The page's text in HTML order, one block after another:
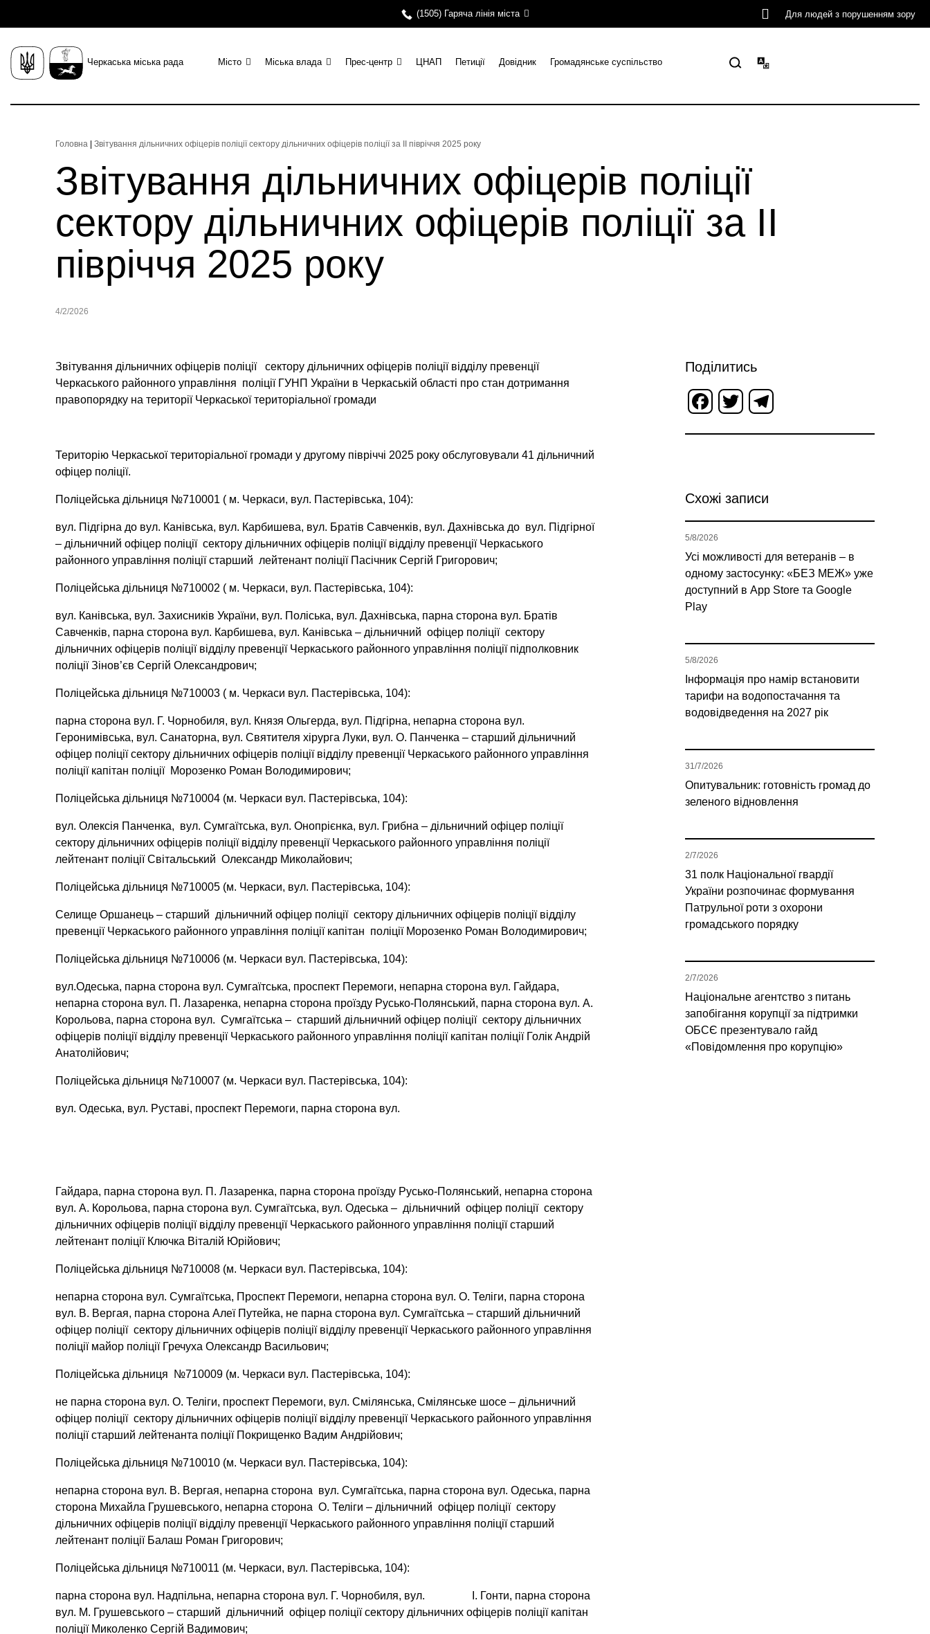
(1505) Гаряча лінія міста Для людей з порушенням зору
Черкаська міська рада Місто Міська влада Прес-центр ЦНАП Петиції Довідник Громадянське суспільство
Головна Звітування дільничних офіцерів поліції сектору дільничних офіцерів поліції за ІІ півріччя 2025 року
Звітування дільничних офіцерів поліції
сектору дільничних офіцерів поліції за ІІ
півріччя 2025 року
4/2/2026
Звітування дільничних офіцерів поліції
сектору дільничних офіцерів поліції відділу превенції
Черкаського районного управління поліції ГУНП України в Черкаській області про стан дотримання
правопорядку на території Черкаської територіальної громади
Територію Черкаської територіальної громади у другому півріччі 2025 року обслуговували 41 дільничний
офіцер поліції.
Поліцейська дільниця №710001 ( м. Черкаси, вул. Пастерівська, 104):
вул. Підгірна до вул. Канівська, вул. Карбишева, вул. Братів Савченків, вул. Дахнівська до вул. Підгірної
– дільничний офіцер поліції сектору дільничних офіцерів поліції відділу превенції Черкаського
районного управління поліції старший лейтенант поліції Пасічник Сергій Григорович;
Поліцейська дільниця №710002 ( м. Черкаси, вул. Пастерівська, 104):
вул. Канівська, вул. Захисників України, вул. Поліська, вул. Дахнівська, парна сторона вул. Братів
Савченків, парна сторона вул. Карбишева, вул. Канівська – дільничний офіцер поліції сектору
дільничних офіцерів поліції відділу превенції Черкаського районного управління поліції підполковник
поліції Зінов’єв Сергій Олександрович;
Поліцейська дільниця №710003 ( м. Черкаси вул. Пастерівська, 104):
парна сторона вул. Г. Чорнобиля, вул. Князя Ольгерда, вул. Підгірна, непарна сторона вул.
Геронимівська, вул. Санаторна, вул. Святителя хірурга Луки, вул. О. Панченка – старший дільничний
офіцер поліції сектору дільничних офіцерів поліції відділу превенції Черкаського районного управління
поліції капітан поліції Морозенко Роман Володимирович;
Поліцейська дільниця №710004 (м. Черкаси вул. Пастерівська, 104):
вул. Олексія Панченка, вул. Сумгаїтська, вул. Онопрієнка, вул. Грибна – дільничний офіцер поліції
сектору дільничних офіцерів поліції відділу превенції Черкаського районного управління поліції
лейтенант поліції Світальський Олександр Миколайович;
Поліцейська дільниця №710005 (м. Черкаси, вул. Пастерівська, 104):
Селище Оршанець – старший дільничний офіцер поліції сектору дільничних офіцерів поліції відділу
превенції Черкаського районного управління поліції капітан поліції Морозенко Роман Володимирович;
Поліцейська дільниця №710006 (м. Черкаси вул. Пастерівська, 104):
вул.Одеська, парна сторона вул. Сумгаїтська, проспект Перемоги, непарна сторона вул. Гайдара,
непарна сторона вул. П. Лазаренка, непарна сторона проїзду Русько-Полянський, парна сторона вул. А.
Корольова, парна сторона вул. Сумгаїтська – старший дільничний офіцер поліції сектору дільничних
офіцерів поліції відділу превенції Черкаського районного управління поліції капітан поліції Голік Андрій
Анатолійович;
Поліцейська дільниця №710007 (м. Черкаси вул. Пастерівська, 104):
вул. Одеська, вул. Руставі, проспект Перемоги, парна сторона вул.
Гайдара, парна сторона вул. П. Лазаренка, парна сторона проїзду Русько-Полянський, непарна сторона
вул. А. Корольова, парна сторона вул. Сумгаїтська, вул. Одеська – дільничний офіцер поліції сектору
дільничних офіцерів поліції відділу превенції Черкаського районного управління поліції старший
лейтенант поліції Ключка Віталій Юрійович;
Поліцейська дільниця №710008 (м. Черкаси вул. Пастерівська, 104):
непарна сторона вул. Сумгаїтська, Проспект Перемоги, непарна сторона вул. О. Теліги, парна сторона
вул. В. Вергая, парна сторона Алеї Путейка, не парна сторона вул. Сумгаїтська – старший дільничний
офіцер поліції сектору дільничних офіцерів поліції відділу превенції Черкаського районного управління
поліції майор поліції Гречуха Олександр Васильович;
Поліцейська дільниця №710009 (м. Черкаси вул. Пастерівська, 104):
не парна сторона вул. О. Теліги, проспект Перемоги, вул. Смілянська, Смілянське шосе – дільничний
офіцер поліції сектору дільничних офіцерів поліції відділу превенції Черкаського районного управління
поліції старший лейтенанта поліції Покрищенко Вадим Андрійович;
Поліцейська дільниця №710010 (м. Черкаси вул. Пастерівська, 104):
непарна сторона вул. В. Вергая, непарна сторона вул. Сумгаїтська, парна сторона вул. Одеська, парна
сторона Михайла Грушевського, непарна сторона О. Теліги – дільничний офіцер поліції сектору
дільничних офіцерів поліції відділу превенції Черкаського районного управління поліції старший
лейтенант поліції Балаш Роман Григорович;
Поліцейська дільниця №710011 (м. Черкаси, вул. Пастерівська, 104):
парна сторона вул. Надпільна, непарна сторона вул. Г. Чорнобиля, вул. І. Гонти, парна сторона
вул. М. Грушевського – старший дільничний офіцер поліції сектору дільничних офіцерів поліції капітан
поліції Миколенко Сергій Вадимович;
Поділитись
Facebook
Twitter
Схожі записи
Усі можливості для ветеранів – в
одному застосунку: «БЕЗ МЕЖ» уже
доступний в App Store та Google
Play
5/8/2026
Інформація про намір встановити
тарифи на водопостачання та
водовідведення на 2027 рік
5/8/2026
Опитувальник: готовність громад до
зеленого відновлення
31/7/2026
31 полк Національної гвардії
України розпочинає формування
Патрульної роти з охорони
громадського порядку
2/7/2026
Національне агентство з питань
запобігання корупції за підтримки
ОБСЄ презентувало гайд
«Повідомлення про корупцію»
2/7/2026